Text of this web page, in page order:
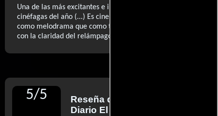
Una de las más excitantes e irrenunciables fantasías
cinéfagas del año (...) Es cine líquido que funciona igual
como melodrama que como thriller. (...) Es cine oscuro
con la claridad del relámpago. (...)
5/5 Reseña de
Diario El País